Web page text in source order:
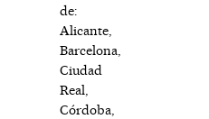
de:
Alicante,
Barcelona,
Ciudad
Real,
Córdoba,